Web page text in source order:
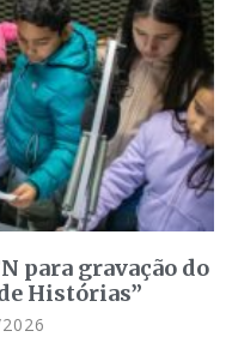
para gravação do
Histórias”